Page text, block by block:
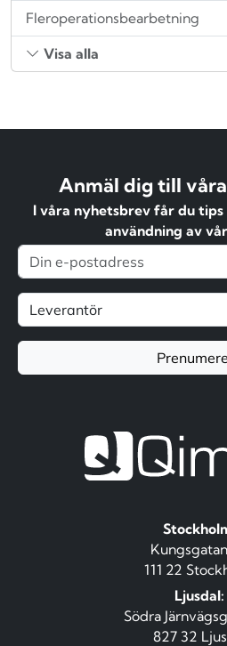
Fleroperationsbearbetning
Visa alla
Anmäl dig till
I våra nyhetsbrev får du
användning av
111 22
Ljusdal:
Södra
827 32